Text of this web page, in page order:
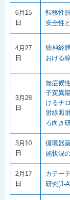
6月15
日
転移性
安全性
4月27
日
聴神経
おける
3月28
日
無症候
子変異
けるチ
射線照
ろ向き
3月10
日
循環器
施状況
2月17
日
カテー
研究[J-